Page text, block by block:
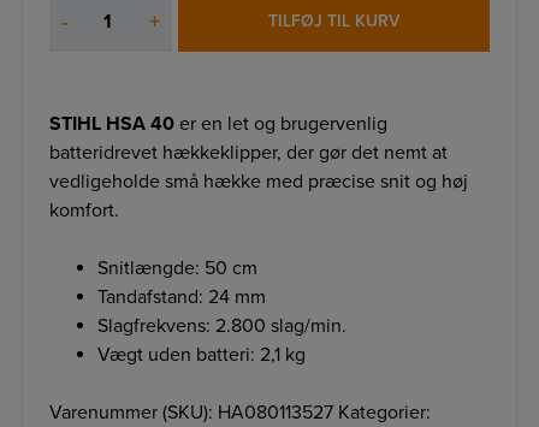
-
HSA
HÆKKEKLIPPER
INKL.
2xAS2/AL1
antal
+ TILFØJ TIL KURV
STIHL HSA 40er en let og brugervenlig
batteridrevet hækkeklipper, der gør det nemt at
vedligeholde små hække med præcise snit og høj
komfort.
Snitlængde: 50 cm
Tandafstand: 24 mm
Slagfrekvens: 2.800 slag/min.
Vægt uden batteri: 2,1 kg
Varenummer (SKU): HA080113527 Kategorier: